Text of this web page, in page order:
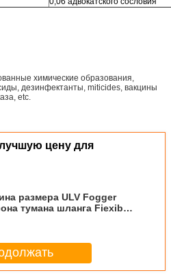
химические образования,
дезинфектанты, miticides, вакцины
etc.
цену для
размера ULV Fogger
тумана шланга Fiexible